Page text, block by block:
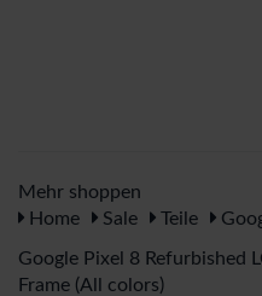
Mehr shoppen
Home
Sale Teile
Google Pixel 8 Refurbished
Frame (All colors)